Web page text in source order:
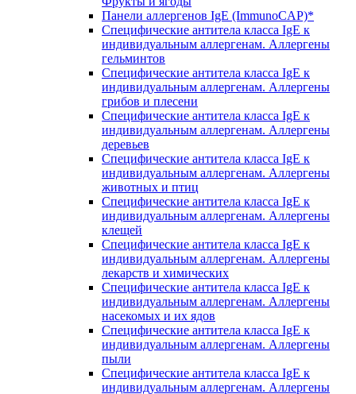
Панели аллергенов IgE (ImmunoCAP)*
Специфические антитела класса IgE к
индивидуальным аллергенам. Аллергены
гельминтов
Специфические антитела класса IgE к
индивидуальным аллергенам. Аллергены
грибов и плесени
Специфические антитела класса IgE к
индивидуальным аллергенам. Аллергены
деревьев
Специфические антитела класса IgE к
индивидуальным аллергенам. Аллергены
животных и птиц
Специфические антитела класса IgE к
индивидуальным аллергенам. Аллергены
клещей
Специфические антитела класса IgE к
индивидуальным аллергенам. Аллергены
лекарств и химических
Специфические антитела класса IgE к
индивидуальным аллергенам. Аллергены
насекомых и их ядов
Специфические антитела класса IgE к
индивидуальным аллергенам. Аллергены
пыли
Специфические антитела класса IgE к
индивидуальным аллергенам. Аллергены